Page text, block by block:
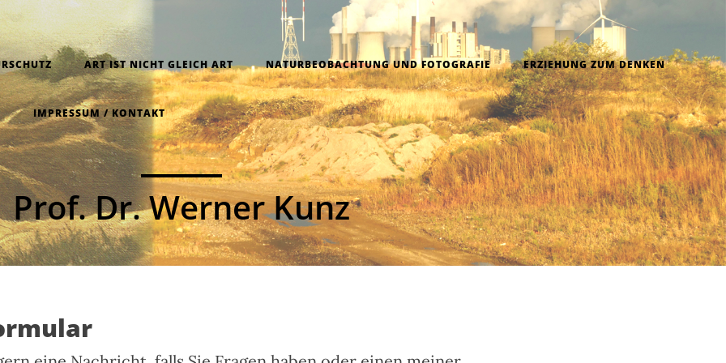
ART IST NICHT GLEICH ART NATURBEOBACHTUNG UND FOTOGRAFIE ERZIEHUNG ZUM DENKEN
IMPRESSUM / KONTAKT
Prof. Dr. Werner Kunz